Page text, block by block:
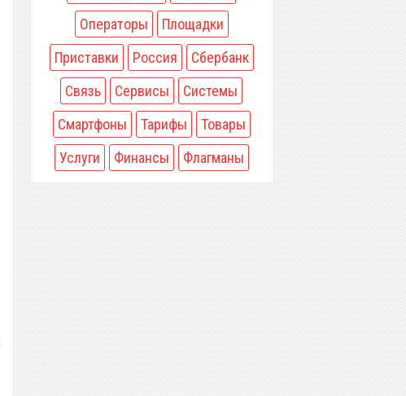
Операторы
Площадки
Приставки
Россия
Сбербанк
Связь
Сервисы
Системы
Смартфоны
Тарифы
Товары
Услуги
Финансы Флагманы